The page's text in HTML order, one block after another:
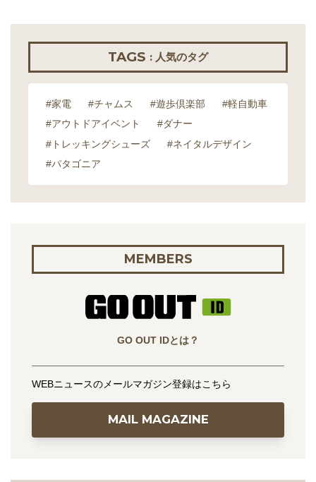
TAGS : 人気のタグ
#家電 #チャムス #遊歩倶楽部
#軽自動車
#アウトドアイベント
#ダナー
#トレッキングシューズ
#ネイタルデザイン
#パタゴニア
MEMBERS
GO OUT IDとは？
WEBニュースのメールマガジン登録はこちら
MAIL MAGAZINE